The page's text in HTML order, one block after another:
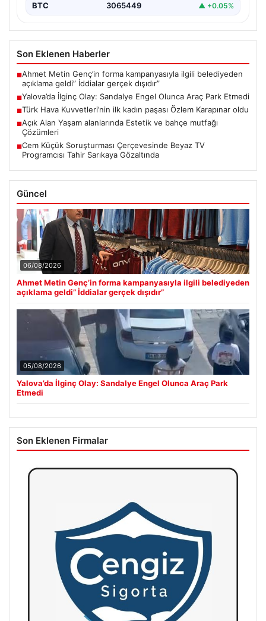
BTC 3065449 ▲ +0.05%
Son Eklenen Haberler
■Ahmet Metin Genç’in forma kampanyasıyla ilgili belediyeden
açıklama geldi” İddialar gerçek dışıdır”
■Yalova’da İlginç Olay: Sandalye Engel Olunca Araç Park Etmedi
■Türk Hava Kuvvetleri’nin ilk kadın paşası Özlem Karapınar oldu
■Açık Alan Yaşam alanlarında Estetik ve bahçe mutfağı
Çözümleri
■Cem Küçük Soruşturması Çerçevesinde Beyaz TV
Programcısı Tahir Sarıkaya Gözaltında
Güncel
06/08/2026
Ahmet Metin Genç’in forma kampanyasıyla ilgili belediyeden
açıklama geldi” İddialar gerçek dışıdır”
05/08/2026
Yalova’da İlginç Olay: Sandalye Engel Olunca Araç Park
Etmedi
Son Eklenen Firmalar